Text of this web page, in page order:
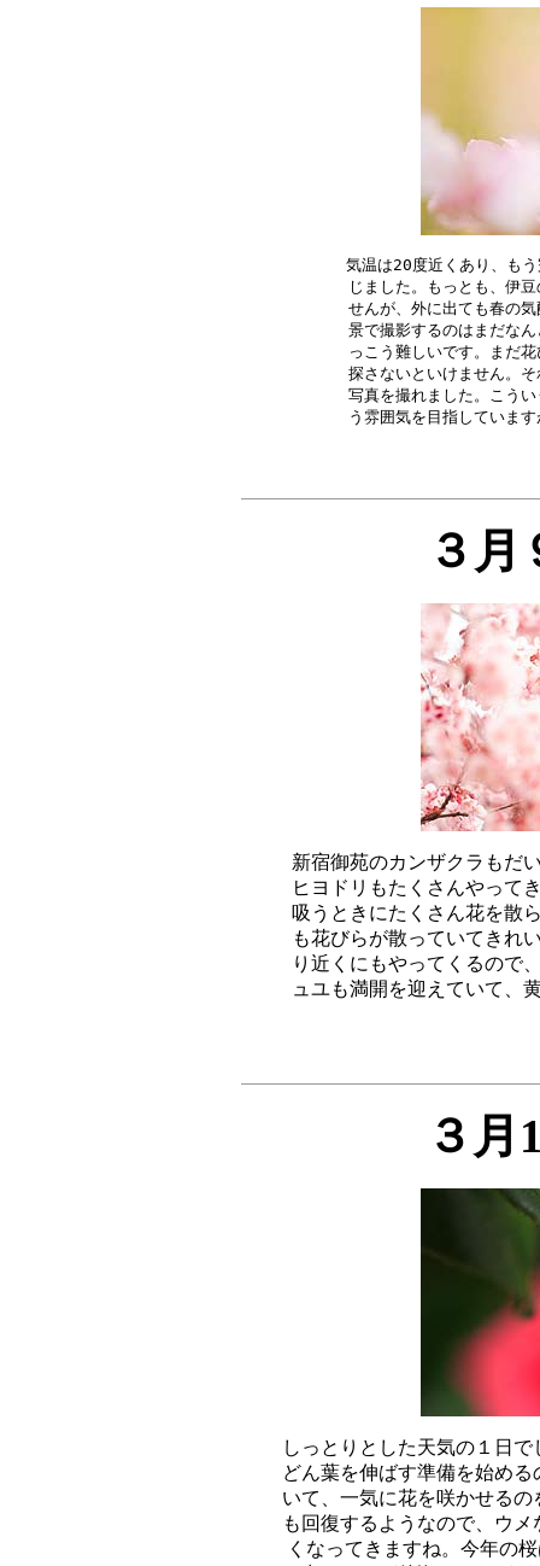
気温は20度近くあり、も
じました。もっとも、伊
せんが、外に出ても春の
景で撮影するのはまだな
っこう難しいです。まだ
探さないといけません。
写真を撮れました。こう
３月
新宿御苑のカンザクラもだ
ヒヨドリもたくさんやって
吸うときにたくさん花を散
も花びらが散っていてきれ
り近くにもやってくるので
３月
しっとりとした天気の１日
どん葉を伸ばす準備を始め
いて、一気に花を咲かせる
も回復するようなので、ウ
くなってきますね。今年の